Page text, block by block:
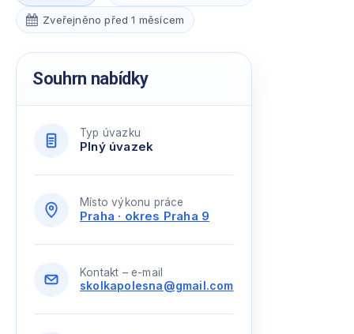
Zveřejněno před 1 měsícem
Souhrn nabídky
Typ úvazku
Plný úvazek
Místo výkonu práce
Praha · okres Praha 9
Kontakt – e-mail
skolkapolesna@gmail.com